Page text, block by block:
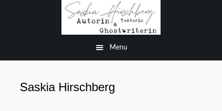
Menu
Saskia Hirschberg